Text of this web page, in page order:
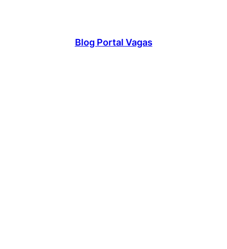
Blog Portal Vagas